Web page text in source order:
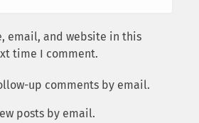
email, and website in this
time I comment.
up comments by email.
posts by email.